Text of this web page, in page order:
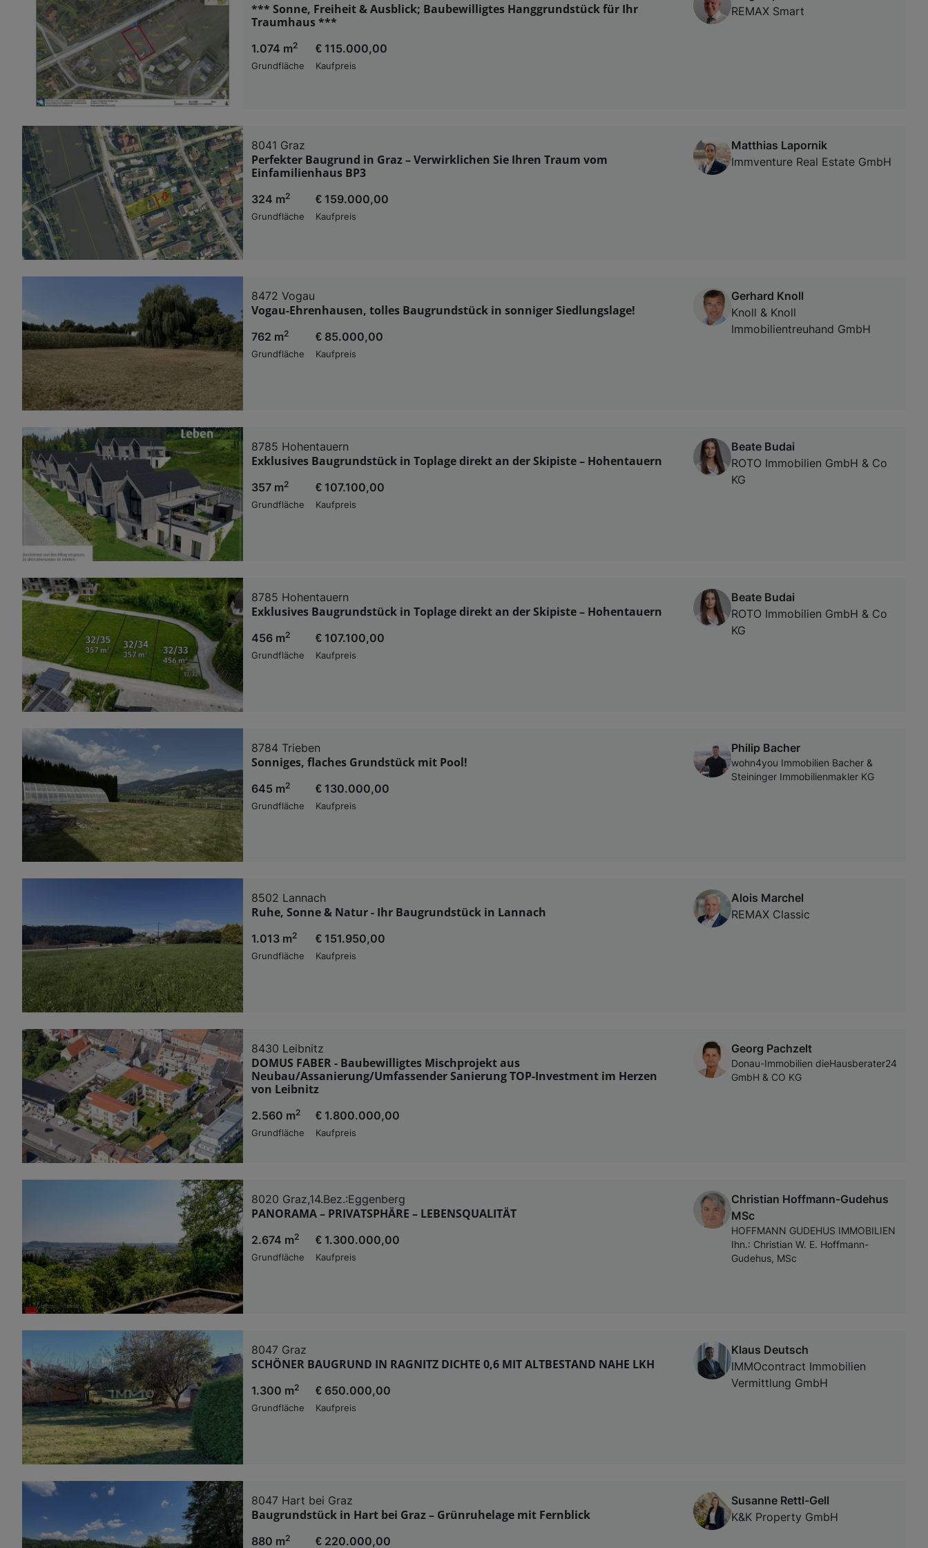
*** Sonne, Freiheit & Ausblick; Baubewilligtes Hanggrundstück für Ihr
Traumhaus ***
1.074 m2
Grundfläche
€ 115.000,00
Kaufpreis
REMAX Smart
8041 Graz
Perfekter Baugrund in Graz – Verwirklichen Sie Ihren Traum vom
Einfamilienhaus BP3
324 m2
Grundfläche
€ 159.000,00
Kaufpreis
Matthias Lapornik
Immventure Real Estate GmbH
8472 Vogau
Vogau-Ehrenhausen, tolles Baugrundstück in sonniger Siedlungslage!
762 m2
Grundfläche
€ 85.000,00
Kaufpreis
Gerhard Knoll
Knoll & Knoll
Immobilientreuhand GmbH
8785 Hohentauern
Exklusives Baugrundstück in Toplage direkt an der Skipiste – Hohentauern
357 m2
Grundfläche
€ 107.100,00
Kaufpreis
Beate Budai
ROTO Immobilien GmbH & Co
KG
8785 Hohentauern
Exklusives Baugrundstück in Toplage direkt an der Skipiste – Hohentauern
456 m2
Grundfläche
€ 107.100,00
Kaufpreis
Beate Budai
ROTO Immobilien GmbH & Co
KG
8784 Trieben
Sonniges, flaches Grundstück mit Pool!
645 m2
Grundfläche
€ 130.000,00
Kaufpreis
Philip Bacher
wohn4you Immobilien Bacher &
Steininger Immobilienmakler KG
8502 Lannach
Ruhe, Sonne & Natur - Ihr Baugrundstück in Lannach
1.013 m2
Grundfläche
€ 151.950,00
Kaufpreis
Alois Marchel
REMAX Classic
8430 Leibnitz
DOMUS FABER - Baubewilligtes Mischprojekt aus
Neubau/Assanierung/Umfassender Sanierung TOP-Investment im Herzen
von Leibnitz
2.560 m2
Grundfläche
€ 1.800.000,00
Kaufpreis
Georg Pachzelt
Donau-Immobilien dieHausberater24
GmbH & CO KG
8020 Graz,14.Bez.:Eggenberg
PANORAMA – PRIVATSPHÄRE – LEBENSQUALITÄT
2.674 m2
Grundfläche
€ 1.300.000,00
Kaufpreis
Christian Hoffmann-Gudehus
MSc
HOFFMANN GUDEHUS IMMOBILIEN
Ihn.: Christian W. E. Hoffmann-
Gudehus, MSc
8047 Graz
SCHÖNER BAUGRUND IN RAGNITZ DICHTE 0,6 MIT ALTBESTAND NAHE LKH
1.300 m2
Grundfläche
€ 650.000,00
Kaufpreis
Klaus Deutsch
IMMOcontract Immobilien
Vermittlung GmbH
8047 Hart bei Graz
Baugrundstück in Hart bei Graz – Grünruhelage mit Fernblick
880 m2 € 220.000,00
Susanne Rettl-Gell
K&K Property GmbH